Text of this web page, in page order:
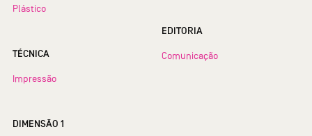
Plástico
TÉCNICA
Impressão
DIMENSÃO 1
EDITORIA
Comunicação